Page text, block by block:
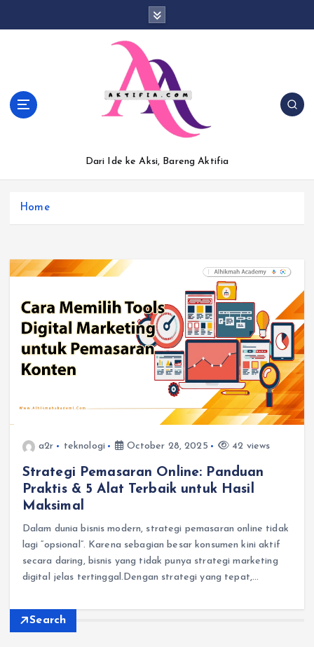
Dari Ide ke Aksi, Bareng Aktifia
Home
a2r teknologi October 28, 2025 42 views
Strategi Pemasaran Online: Panduan
Praktis & 5 Alat Terbaik untuk Hasil
Maksimal
Dalam dunia bisnis modern, strategi pemasaran online tidak
lagi “opsional”. Karena sebagian besar konsumen kini aktif
secara daring, bisnis yang tidak punya strategi marketing
digital jelas tertinggal.Dengan strategi yang tepat,…
Search